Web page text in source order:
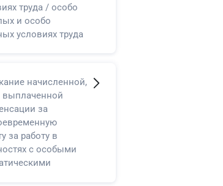
труда / особо
и особо
условиях труда
начисленной,
выплаченной
за
за работу в
с особыми